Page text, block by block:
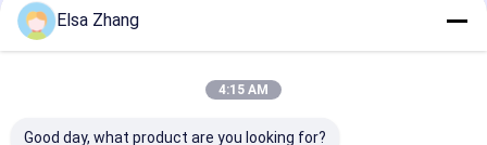
Elsa Zhang
4:15 AM
Good day, what product are you looking for?